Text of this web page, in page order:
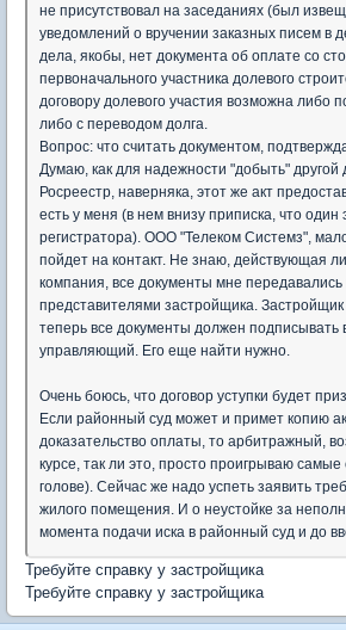
не присутствовал на заседаниях (был
уведомлений о вручении заказных писем в
дела, якобы, нет документа об оплате со
первоначального участника долевого
договору долевого участия возможна либо
либо с переводом долга.
Вопрос: что считать документом,
Думаю, как для надежности "добыть" другой
Росреестр, наверняка, этот же акт
есть у меня (в нем внизу приписка, что один
регистратора). ООО "Телеком Системз",
пойдет на контакт. Не знаю, действующая
компания, все документы мне
представителями застройщика. Застройщик
теперь все документы должен подписывать
управляющий. Его еще найти нужно.
Очень боюсь, что договор уступки будет
Если районный суд может и примет копию
доказательство оплаты, то арбитражный,
курсе, так ли это, просто проигрываю
голове). Сейчас же надо успеть заявить
жилого помещения. И о неустойке за
момента подачи иска в районный суд и до
Требуйте справку у застройщика
Требуйте справку у застройщика